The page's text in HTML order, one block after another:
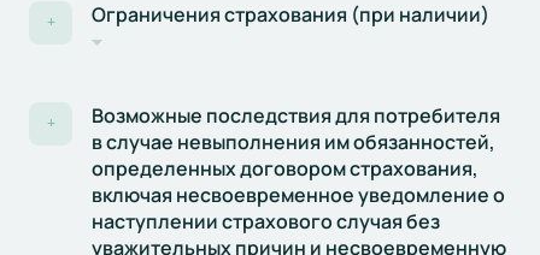
+ Ограничения страхования (при наличии)
+
Возможные последствия для потребителя
в случае невыполнения им обязанностей,
определенных договором страхования,
включая несвоевременное уведомление о
наступлении страхового случая без
уважительных причин и несвоевременную